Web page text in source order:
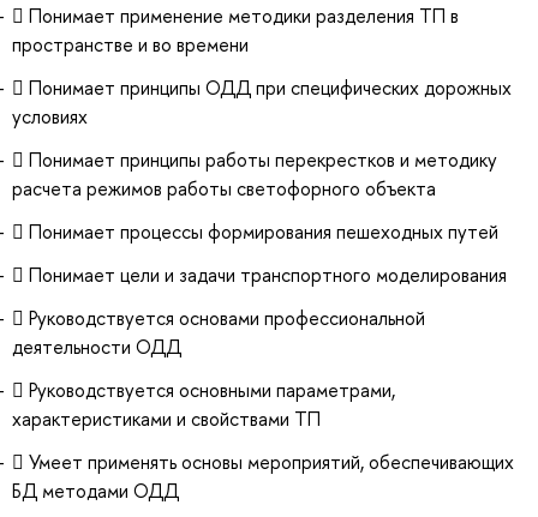
 Понимает применение методики разделения ТП в
пространстве и во времени
 Понимает принципы ОДД при специфических дорожных
условиях
 Понимает принципы работы перекрестков и методику
расчета режимов работы светофорного объекта
 Понимает процессы формирования пешеходных путей
 Понимает цели и задачи транспортного моделирования
 Руководствуется основами профессиональной
деятельности ОДД
 Руководствуется основными параметрами,
характеристиками и свойствами ТП
 Умеет применять основы мероприятий, обеспечивающих
БД методами ОДД